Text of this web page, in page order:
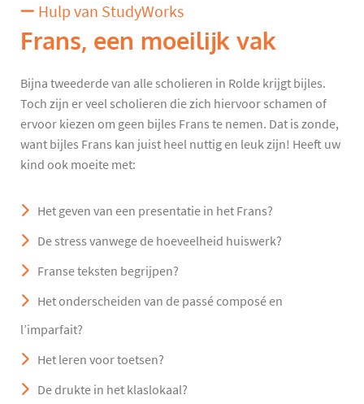
Hulp van StudyWorks
Frans, een moeilijk vak
Bijna tweederde van alle scholieren in Rolde krijgt bijles.
Toch zijn er veel scholieren die zich hiervoor schamen of
ervoor kiezen om geen bijles Frans te nemen. Dat is zonde,
want bijles Frans kan juist heel nuttig en leuk zijn! Heeft uw
kind ook moeite met:
Het geven van een presentatie in het Frans?
De stress vanwege de hoeveelheid huiswerk?
Franse teksten begrijpen?
Het onderscheiden van de passé composé en
l’imparfait?
Het leren voor toetsen?
De drukte in het klaslokaal?